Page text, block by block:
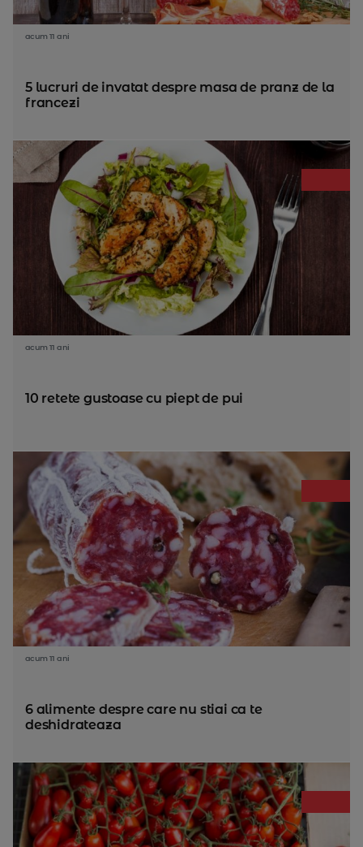
acum 11 ani
5 lucruri de invatat despre masa de pranz de la
francezi
acum 11 ani
10 retete gustoase cu piept de pui
acum 11 ani
6 alimente despre care nu stiai ca te
deshidrateaza